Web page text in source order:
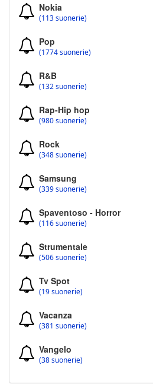
Nokia
(113 suonerie)
Pop
(1774 suonerie)
R&B
(132 suonerie)
Rap-Hip hop
(980 suonerie)
Rock
(348 suonerie)
Samsung
(339 suonerie)
Spaventoso - Horror
(116 suonerie)
Strumentale
(506 suonerie)
Tv Spot
(19 suonerie)
Vacanza
(381 suonerie)
Vangelo
(38 suonerie)